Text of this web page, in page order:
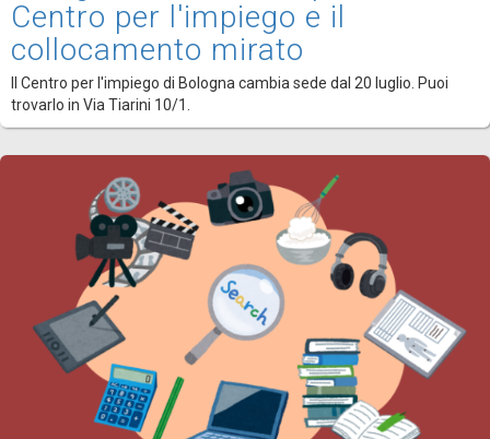
Centro per l'impiego e il
collocamento mirato
Il Centro per l'impiego di Bologna cambia sede dal 20 luglio. Puoi
trovarlo in Via Tiarini 10/1.